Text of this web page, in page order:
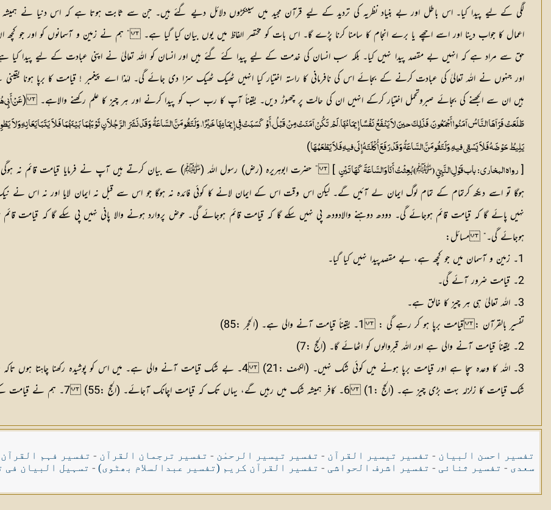
لگی کے لیے پیدا کیا۔ اس باطل اور بے بنیاد نظریہ کی تردید کے لیے قرآن مجید میں سینکڑوں دلائل دیے گئے ہیں۔ جن سے ثابت ہوتا ہے کہ اس دنیا نے ہمیشہ
حق سے مراد ہے کہ انہیں بے مقصد پیدا نہیں کیا۔ بلکہ سب انسان کی خدمت کے لیے پیدا کئے گئے ہیں اور انسان کو اللہ تعالیٰ نے اپنی عبادت کے لیے پیدا
اور جنہوں نے اللہ تعالیٰ کی عبادت کرنے کے بجائے اس کی نافرمانی کا راستہ اختیار کیا انہیں ٹھیک ٹھیک سزا دی جائے گی۔ لہٰذا اے پیغمبر ! قیامت کا برپا ہونا
ہیں ان سے الجھنے کی بجائے صبروتحمل اختیار کرکے انہیں ان کی حالت پر چھوڑ دیں۔ یقیناً آپ کا رب سب کو پیدا کرنے اور ہر چیز کا علم رکھنے والاہے۔ (عَنْ أَبِی
طَلَعَتْ فَرَآہَا النَّاسُ آمَنُوا أَجْمَعُونَ، فَذَلِکَ حینَ لاَ یَنْفَعُ نَفْسًا إِیمَانُہَا، لَمْ تَکُنْ آمَنَتْ مِنْ قَبْلُ، أَوْ کَسَبَتْ فِی إِیمَانِہَا خَیْرًا، وَلَتَقُومَنَّ السَّاعَۃُ وَقَدْ نَشَرَ الرَّجُلاَنِ ثَوْبَہُمَا بَیْنَہُمَا فَلاَ یَتَبَایَعَانِہِ وَلاَ
یَلِیطُ حَوْضَہُ فَلاَ یَسْقِی فیہِ، وَلَتَقُومَنَّ السَّاعَۃُ وَقَدْ رَفَعَ أُکْلَتَہُ إِلَی فیہِ فَلاَ یَطْعَمُہَا)
[رواہ البخاری : باب قَوْلِ النَّبِیِّ (ﷺ) بُعِثْتُ أَنَا وَالسَّاعَۃَ کَہَاتَیْنِ ] ” حضرت ابوہریرہ (رض) رسول اللہ (ﷺ) سے بیان کرتے ہیں آپ نے فرمایا قیامت قائم نہ
ہوگا تو اسے دیکھ کرتمام کے تمام لوگ ایمان لے آئیں گے۔ لیکن اس وقت اس کے ایمان لانے کا کوئی فائدہ نہ ہوگا جو اس سے قبل نہ ایمان لایا اور نہ اس نے نیک
نہیں پائے گا کہ قیامت قائم ہوجائے گی۔ دودھ دوہنے والادودھ پی نہیں سکے گا کہ قیامت قائم ہوجائے گی۔ حوض پروارد ہونے والا پانی نہیں پی سکے گا کہ قیامت قائم
ہوجائے گی۔“مسائل:
1۔ زمین و آسمان میں جو کچھ ہے، بے مقصدپیدا نہیں کیا گیا۔
2۔ قیامت ضرور آئے گی۔
3۔ اللہ تعالیٰ ہی ہر چیز کا خالق ہے۔
تفسیر بالقرآن : قیامت برپا ہو کر رہے گی : 1۔ یقیناً قیامت آنے والی ہے۔ (الحجر :85)
2۔ یقیناً قیامت آنے والی ہے اور اللہ قبروالوں کو اٹھائے گا۔ (الحج :7)
شک قیامت کا زلزلہ بہت بڑی چیز ہے۔ (الحج :1) 6۔ کافر ہمیشہ شک میں رہیں گے، یہاں تک کہ قیامت اچانک آجائے۔ (الحج :55) 7۔ ہم نے قیامت کے دن جھٹلانے والوں کے لیے آگ کا عذاب تیار کیا ہے۔ (الفرقان :11)
تفسیر احسن البیان - تفسیر تیسیر القرآن - تفسیر تیسیر الرحمٰن - تفسیر ترجمان القرآن - تفسیر فہم القرآن
سعدی - تفسیر ثنائی - تفسیر اشرف الحواشی - تفسیر القرآن کریم (تفسیر عبدالسلام بھٹوی) - تسہیل البیان فی